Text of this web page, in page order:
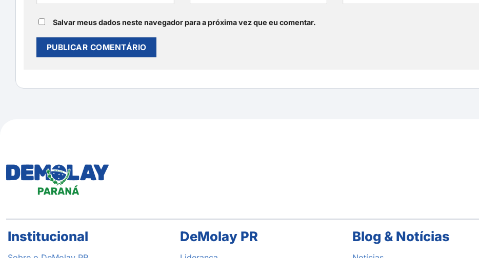
Salvar meus dados neste navegador para a próxima vez que eu comentar.
Institucional DeMolay PR Blog & Notícias